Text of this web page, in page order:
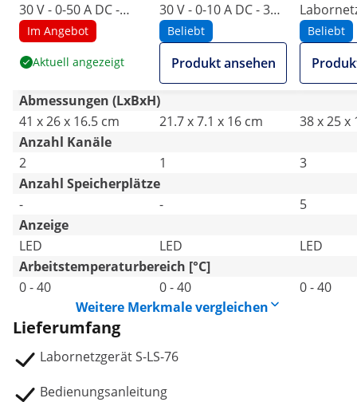
30 V - 0-50 A DC -
1500 W
Im Angebot
Aktuell angezeigt
30 V - 0-10 A DC - 300
WBeliebt
Produkt ansehen
0-30 V -
550 W
Beliebt
Abmessungen (LxBxH)
41 x 26 x 16.5 cm
21.7 x 7.1 x 16 cm
38 x 25 x
Anzahl Kanäle
2
1
3
Anzahl Speicherplätze
-
-
5
Anzeige
LED
LED
LED
Arbeitstemperaturbereich [°C]
0 - 40
0 - 40
0 - 40
Weitere Merkmale vergleichen
Lieferumfang
Labornetzgerät S-LS-76
Bedienungsanleitung